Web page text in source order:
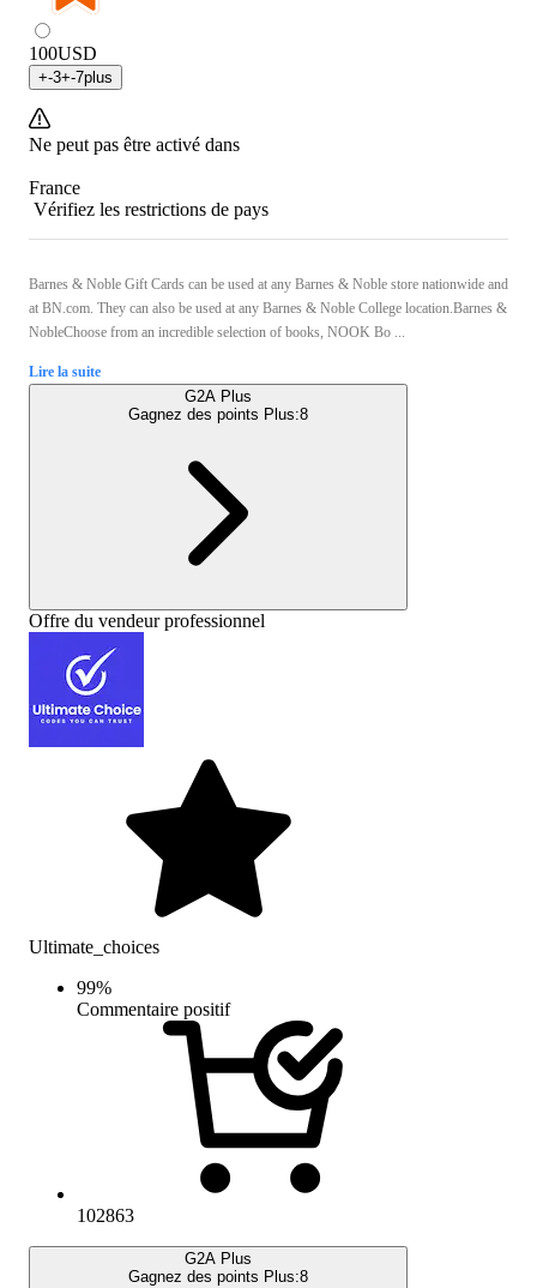
100USD
+-3+-7plus
Ne peut pas être activé dans
France
Vérifiez les restrictions de pays
Barnes & Noble Gift Cards can be used at any Barnes & Noble store nationwide and
at BN.com. They can also be used at any Barnes & Noble College location.Barnes &
NobleChoose from an incredible selection of books, NOOK Bo ...
Lire la suite
G2A Plus
Gagnez des points Plus:8
Offre du vendeur professionnel
Ultimate_choices
99%
Commentaire positif
102863
G2A Plus
Gagnez des points Plus:8